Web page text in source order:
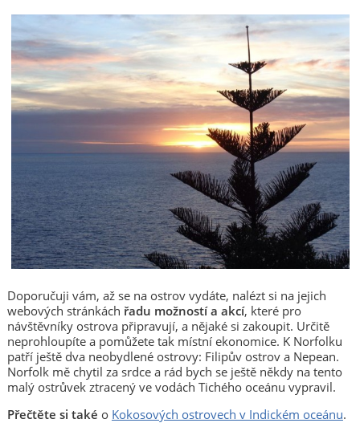
Doporučuji vám, až se na ostrov vydáte, nalézt si na jejich
webových stránkách řadu možností a akcí, které pro
návštěvníky ostrova připravují, a nějaké si zakoupit. Určitě
neprohloupíte a pomůžete tak místní ekonomice. K Norfolku
patří ještě dva neobydlené ostrovy: Filipův ostrov a Nepean.
Norfolk mě chytil za srdce a rád bych se ještě někdy na tento
malý ostrůvek ztracený ve vodách Tichého oceánu vypravil.
Přečtěte si také o Kokosových ostrovech v Indickém oceánu.